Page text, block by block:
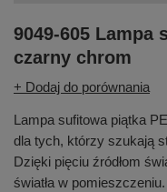
9049-605 Lampa
czarny chrom
+ Dodaj do porównania
Lampa sufitowa piątka
dla tych, którzy szukają
Dzięki pięciu źródłom
światła w